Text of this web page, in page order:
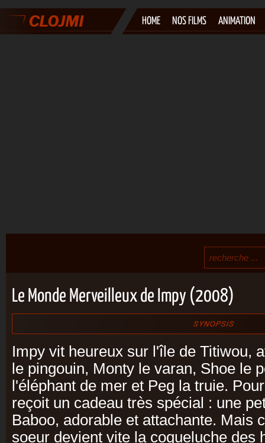
HOME NOS FILMS ANIMATION
Le Monde Merveilleux de Impy (2008)
Impy vit heureux sur l'île de Titiwou,
le pingouin, Monty le varan, Shoe le
l'éléphant de mer et Peg la truie.
reçoit un cadeau très spécial : une
Baboo, adorable et attachante. Mais
soeur devient vite la coqueluche des